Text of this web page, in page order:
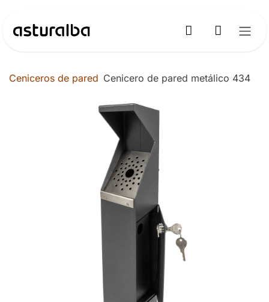
Ceniceros de pared Cenicero de pared metálico 434